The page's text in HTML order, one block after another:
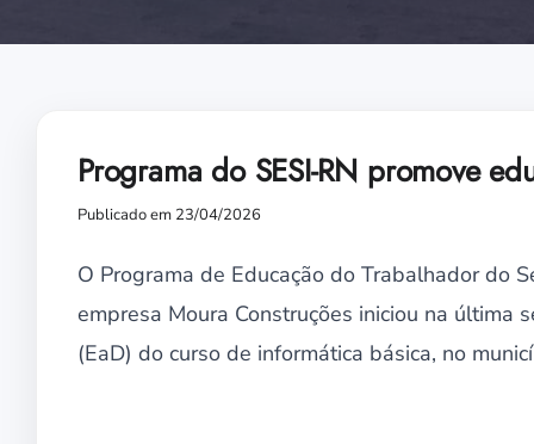
Programa do SESI-RN promove
Publicado em 23/04/2026
O Programa de Educação do Trabalhador do
empresa Moura Construções iniciou na última
(EaD) do curso de informática básica, no